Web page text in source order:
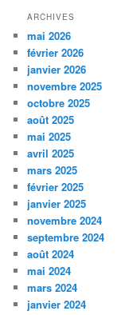
ARCHIVES
mai 2026
février 2026
janvier 2026
novembre 2025
octobre 2025
août 2025
mai 2025
avril 2025
mars 2025
février 2025
janvier 2025
novembre 2024
septembre 2024
août 2024
mai 2024
mars 2024
janvier 2024